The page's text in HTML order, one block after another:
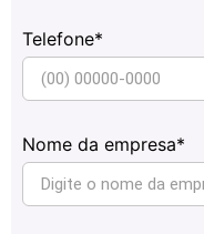
Telefone*
Nome da empresa*